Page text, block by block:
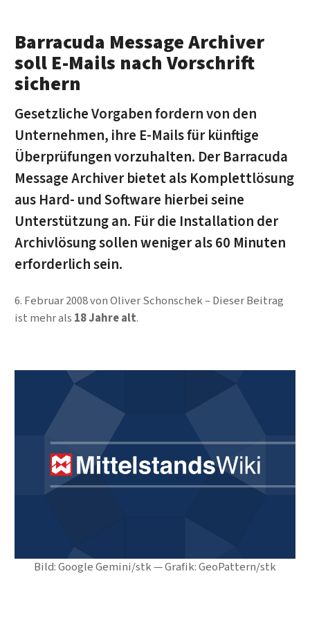
Bild: Google Gemini/stk — Grafik: GeoPattern/stk
Barracuda Message Archiver
soll E-Mails nach Vorschrift
sichern
Gesetzliche Vorgaben fordern von den
Unternehmen, ihre E-Mails für künftige
Überprüfungen vorzuhalten. Der Barracuda
Message Archiver bietet als Komplettlösung
aus Hard- und Software hierbei seine
Unterstützung an. Für die Installation der
Archivlösung sollen weniger als 60 Minuten
erforderlich sein.
6. Februar 2008vonOliver Schonschek
Dieser Beitrag
ist mehr als 18 Jahre alt.